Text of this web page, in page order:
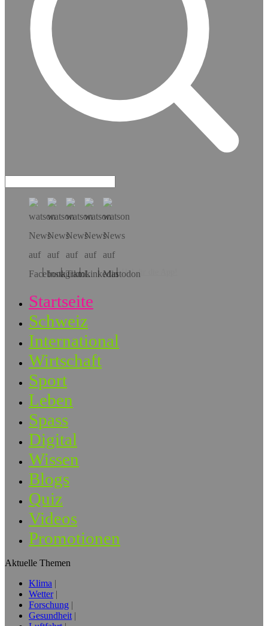
Hol dir die App!
Startseite
Schweiz
International
Wirtschaft
Sport
Leben
Spass
Digital
Wissen
Blogs
Quiz
Videos
Promotionen
Aktuelle Themen
Klima
Wetter
Forschung
Gesundheit